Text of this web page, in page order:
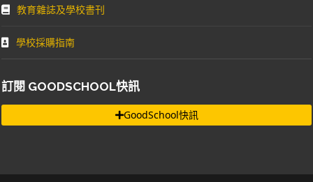
教育雜誌及學校書刊
學校採購指南
訂閱 GOODSCHOOL快訊
GoodSchool快訊